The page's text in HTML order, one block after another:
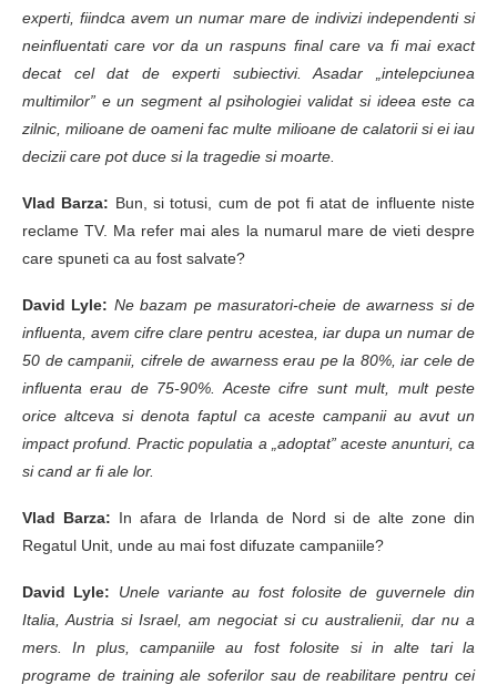
experti, fiindca avem un numar mare de indivizi independenti si
neinfluentati care vor da un raspuns final care va fi mai exact
decat cel dat de experti subiectivi. Asadar „intelepciunea
multimilor” e un segment al psihologiei validat si ideea este ca
zilnic, milioane de oameni fac multe milioane de calatorii si ei iau
decizii care pot duce si la tragedie si moarte.
Vlad Barza: Bun, si totusi, cum de pot fi atat de influente niste
reclame TV. Ma refer mai ales la numarul mare de vieti despre
care spuneti ca au fost salvate?
David Lyle: Ne bazam pe masuratori-cheie de awarness si de
influenta, avem cifre clare pentru acestea, iar dupa un numar de
50 de campanii, cifrele de awarness erau pe la 80%, iar cele de
influenta erau de 75-90%. Aceste cifre sunt mult, mult peste
orice altceva si denota faptul ca aceste campanii au avut un
impact profund. Practic populatia a „adoptat” aceste anunturi, ca
si cand ar fi ale lor.
Vlad Barza: In afara de Irlanda de Nord si de alte zone din
Regatul Unit, unde au mai fost difuzate campaniile?
David Lyle:
Unele variante au fost folosite de guvernele din
Italia, Austria si Israel, am negociat si cu australienii, dar nu a
mers. In plus, campaniile au fost folosite si in alte tari la
programe de training ale soferilor sau de reabilitare pentru cei